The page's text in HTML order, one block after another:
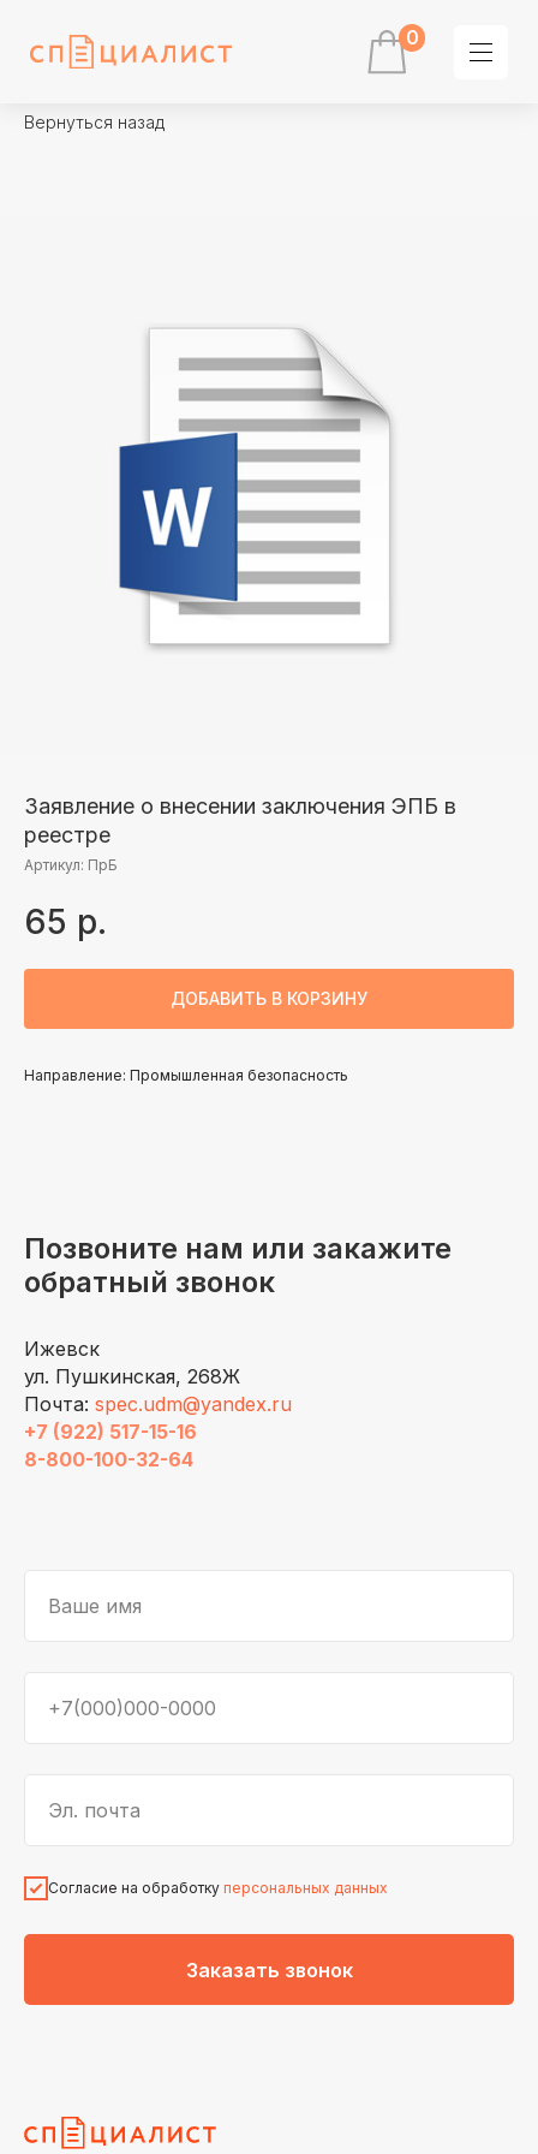
Вернуться назад
Заявление о внесении заключения ЭПБ в
реестре
Артикул: ПрБ
65 р.
ДОБАВИТЬ В КОРЗИНУ
Направление: Промышленная безопасность
Позвоните нам или закажите
обратный звонок
Ижевск
ул. Пушкинская, 268Ж
Почта: spec.udm@yandex.ru
+7 (922) 517-15-16
8-800-100-32-64
Ваше имя
+7(000)000-0000
Эл. почта
Согласие на обработку персональных данных
Заказать звонок